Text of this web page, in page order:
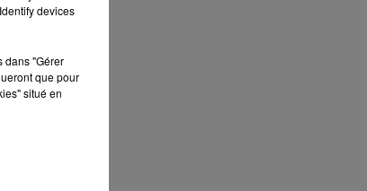
septembre 2026 au Château de Courtalain,
devices
dans "Gérer
que pour
situé en